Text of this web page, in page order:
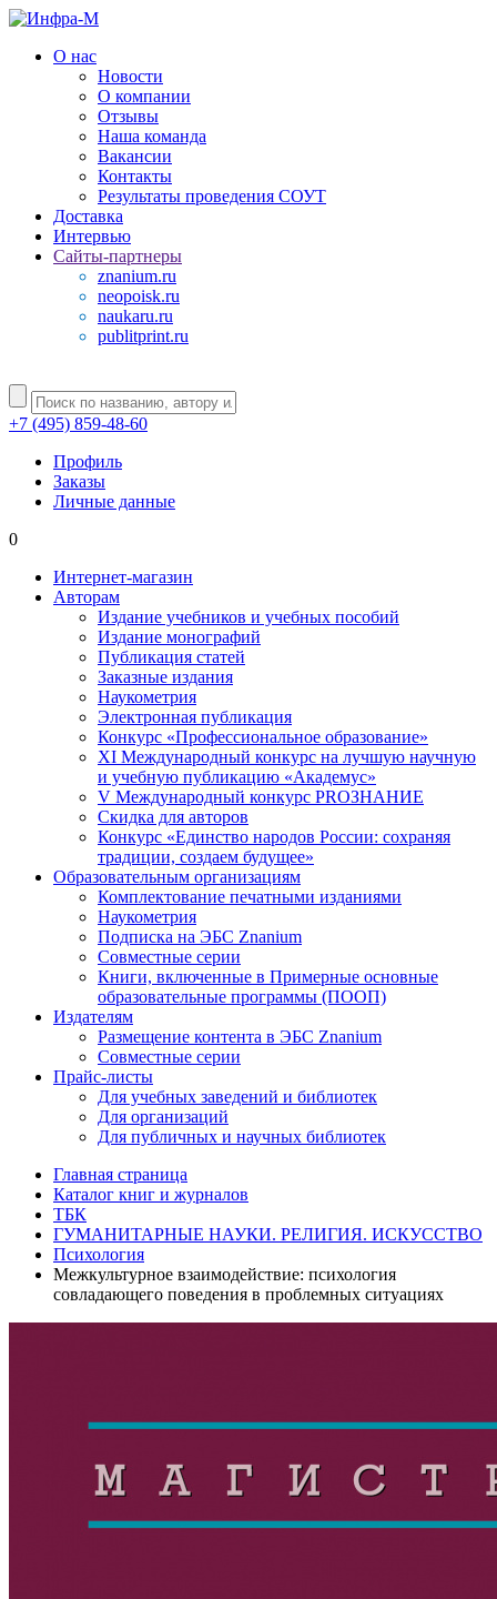
О нас
Новости
О компании
Отзывы
Наша команда
Вакансии
Контакты
Результаты проведения СОУТ
Доставка
Интервью
Сайты-партнеры
znanium.ru
neopoisk.ru
naukaru.ru
publitprint.ru
+7 (495) 859-48-60
Профиль
Заказы
Личные данные
0
Интернет-магазин
Авторам
Издание учебников и учебных пособий
Издание монографий
Публикация статей
Заказные издания
Наукометрия
Электронная публикация
Конкурс «Профессиональное образование»
XI Международный конкурс на лучшую научную
и учебную публикацию «Академус»
V Международный конкурс PROЗНАНИЕ
Скидка для авторов
Конкурс «Единство народов России: сохраняя
традиции, создаем будущее»
Образовательным организациям
Комплектование печатными изданиями
Наукометрия
Подписка на ЭБС Znanium
Совместные серии
Книги, включенные в Примерные основные
образовательные программы (ПООП)
Издателям
Размещение контента в ЭБС Znanium
Совместные серии
Прайс-листы
Для учебных заведений и библиотек
Для организаций
Для публичных и научных библиотек
Главная страница
Каталог книг и журналов
ТБК
ГУМАНИТАРНЫЕ НАУКИ. РЕЛИГИЯ. ИСКУССТВО
Психология
Межкультурное взаимодействие: психология
совладающего поведения в проблемных ситуациях